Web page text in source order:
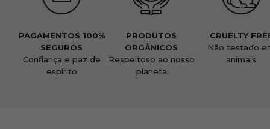
PAGAMENTOS 100%
SEGUROS
Confiança e paz de
espírito
PRODUTOS
ORGÂNICOS
Respeitoso ao nosso
planeta
CRUELTY
Não testado
animais